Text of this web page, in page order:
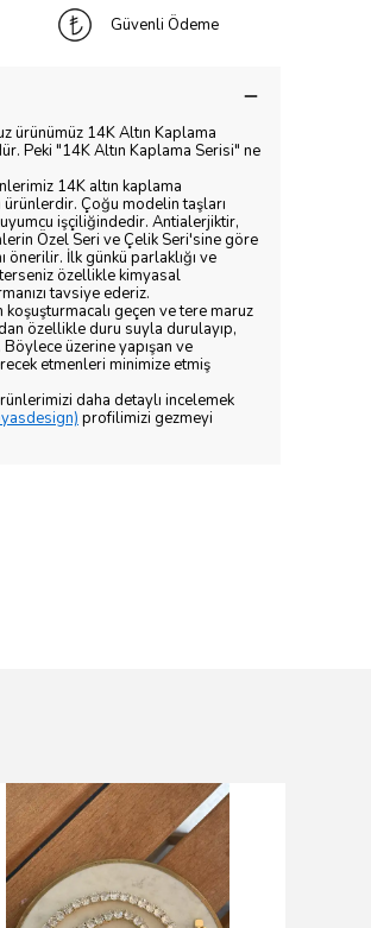
Güvenli Ödeme
ürünümüz 14K Altın Kaplama
Peki "14K Altın Kaplama Serisi" ne
14K altın kaplama
Çoğu modelin taşları
işçiliğindedir. Antialerjiktir,
Özel Seri ve Çelik Seri'sine göre
önerilir. İlk günkü parlaklığı ve
özellikle kimyasal
tavsiye ederiz.
geçen ve tere maruz
özellikle duru suyla durulayıp,
Böylece üzerine yapışan ve
etmenleri minimize etmiş
daha detaylı incelemek
profilimizi gezmeyi